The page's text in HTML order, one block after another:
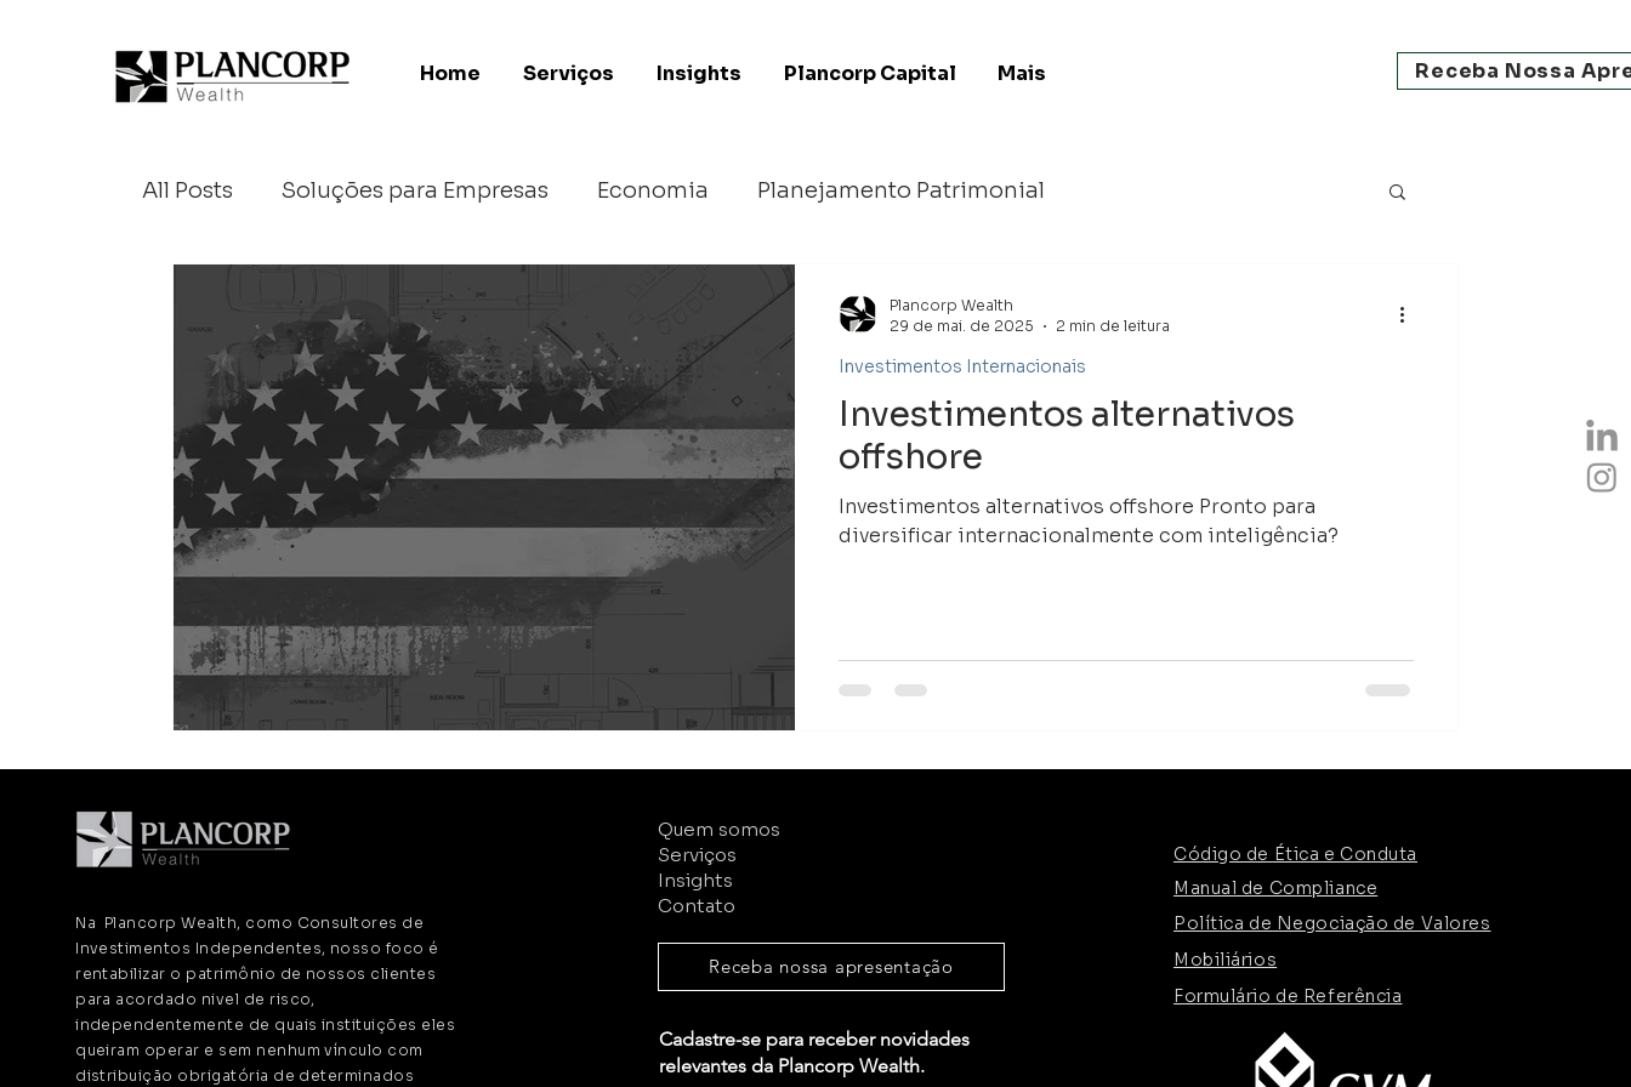
Home Serviços Insights Plancorp Capital Mais Receba Nossa
All Posts Soluções para Empresas Economia Planejamento Patrimonial
Investimentos Internacionais Investimentos Alternativos
Investimentos alternativos
offshore
Investimentos alternativos offshore Pronto para
diversificar internacionalmente com inteligência?
Investimentos Internacionais
Plancorp Wealth
29 de mai. de 2025
2 min de leitura
Na Plancorp Wealth, como Consultores de
Investimentos Independentes, nosso foco é
rentabilizar o patrimônio de nossos clientes
para acordado nivel de risco,
independentemente de quais instituições eles
queiram operar e sem nenhum vínculo com
distribuição obrigatória de determinados
Quem somos
Serviços
Insights
Contato
Receba nossa apresentação
Cadastre-se para receber novidades
relevantes da Plancorp Wealth.
Manual de Compliance
Política de Negociação de Valores
Mobiliários
Código de Ética e Conduta
Formulário de Referência